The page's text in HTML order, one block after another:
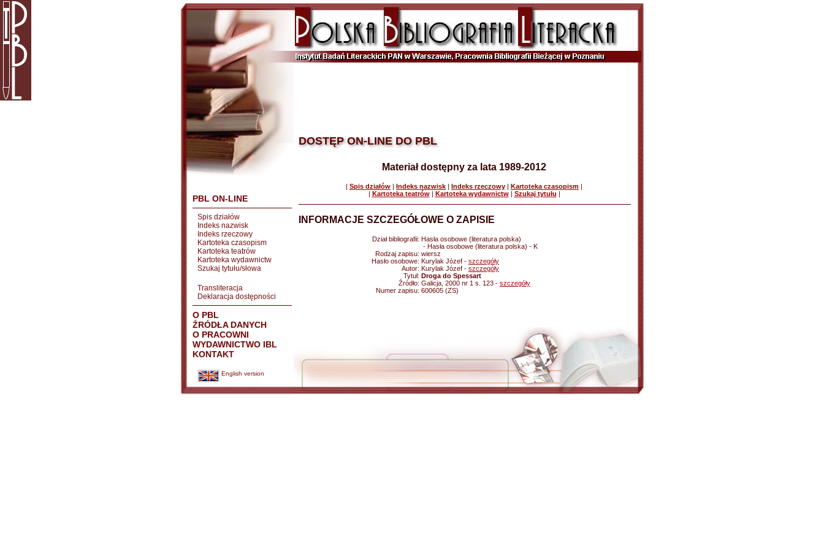
PBL ON-LINE
Spis działów
Indeks nazwisk
Indeks rzeczowy
Kartoteka czasopism
Kartoteka teatrów
Kartoteka wydawnictw
Szukaj tytułu/słowa
Transliteracja
Deklaracja dostępności
O PBL
ŹRÓDŁA DANYCH
O PRACOWNI
WYDAWNICTWO IBL
KONTAKT
English version
DOSTĘP ON-LINE DO PBL
Materiał dostępny za lata 1989-2012
| Spis działów | Indeks nazwisk | Indeks rzeczowy | Kartoteka czasopism |
| Kartoteka teatrów| Kartoteka wydawnictw| Szukaj tytułu |
INFORMACJE SZCZEGÓŁOWE O ZAPISIE
Dział bibliografii: Hasła osobowe (literatura polska)
- Hasła osobowe (literatura polska) - K
Rodzaj zapisu: wiersz
Hasło osobowe: Kurylak Józef - szczegóły
Autor: Kurylak Józef - szczegóły
Tytuł: Droga do Spessart
Źródło: Galicja, 2000 nr 1 s. 123 - szczegóły
Numer zapisu: 600605 (ZS)